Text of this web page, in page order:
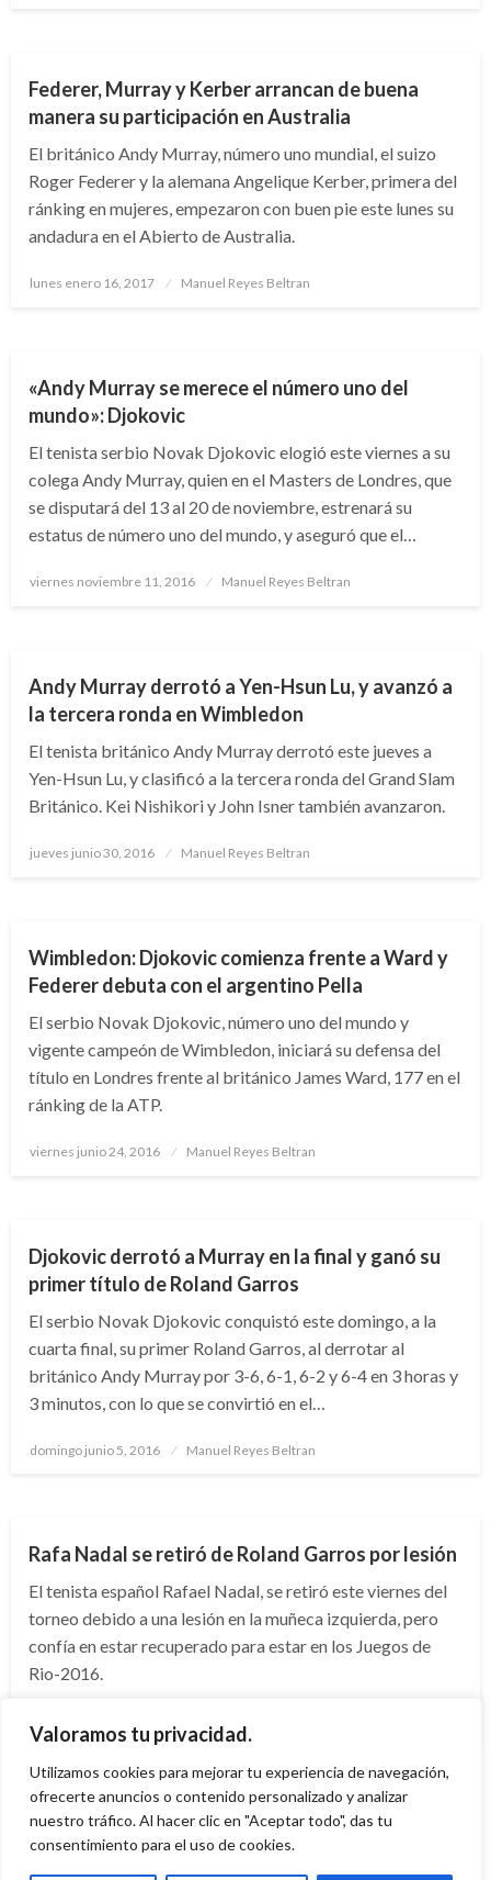
Valoramos tu privacidad.
Utilizamos cookies para mejorar tu experiencia de navegación,
ofrecerte anuncios o contenido personalizado y analizar
nuestro tráfico. Al hacer clic en "Aceptar todo", das tu
consentimiento para el uso de cookies.
Federer, Murray y Kerber arrancan de buena
manera su participación en Australia
El británico Andy Murray, número uno mundial, el suizo
Roger Federer y la alemana Angelique Kerber, primera del
ránking en mujeres, empezaron con buen pie este lunes su
andadura en el Abierto de Australia.
Publicado
lunes enero 16, 2017 Manuel Reyes Beltran
«Andy Murray se merece el número uno del
mundo»: Djokovic
El tenista serbio Novak Djokovic elogió este viernes a su
colega Andy Murray, quien en el Masters de Londres, que
se disputará del 13 al 20 de noviembre, estrenará su
estatus de número uno del mundo, y aseguró que el…
Publicado
viernes noviembre 11, 2016 Manuel Reyes Beltran
Andy Murray derrotó a Yen-Hsun Lu, y avanzó a
la tercera ronda en Wimbledon
El tenista británico Andy Murray derrotó este jueves a
Yen-Hsun Lu, y clasificó a la tercera ronda del Grand Slam
Británico. Kei Nishikori y John Isner también avanzaron.
Publicado
jueves junio 30, 2016 Manuel Reyes Beltran
Wimbledon: Djokovic comienza frente a Ward y
Federer debuta con el argentino Pella
El serbio Novak Djokovic, número uno del mundo y
vigente campeón de Wimbledon, iniciará su defensa del
título en Londres frente al británico James Ward, 177 en el
ránking de la ATP.
Publicado
viernes junio 24, 2016 Manuel Reyes Beltran
Djokovic derrotó a Murray en la final y ganó su
primer título de Roland Garros
El serbio Novak Djokovic conquistó este domingo, a la
cuarta final, su primer Roland Garros, al derrotar al
británico Andy Murray por 3-6, 6-1, 6-2 y 6-4 en 3 horas y
3 minutos, con lo que se convirtió en el…
Publicado
domingo junio 5, 2016 Manuel Reyes Beltran
Rafa Nadal se retiró de Roland Garros por lesión
El tenista español Rafael Nadal, se retiró este viernes del
torneo debido a una lesión en la muñeca izquierda, pero
confía en estar recuperado para estar en los Juegos de
Rio-2016.
el